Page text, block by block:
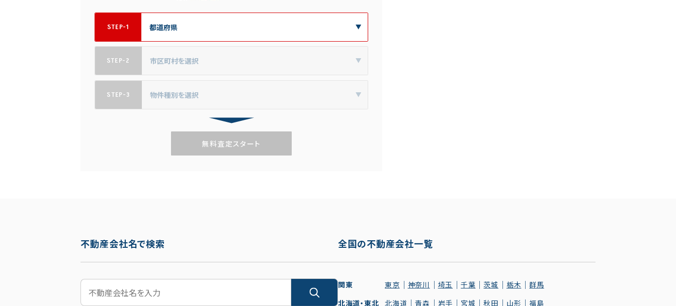
STEP-1
STEP-2
STEP-3
無料査定スタート
不動産会社名で検索 全国の不動産会社一覧
関東 東京 神奈川 埼玉 千葉 茨城 栃木
群馬
北海道・東北
北海道 青森 岩手 宮城 秋田 山形
福島